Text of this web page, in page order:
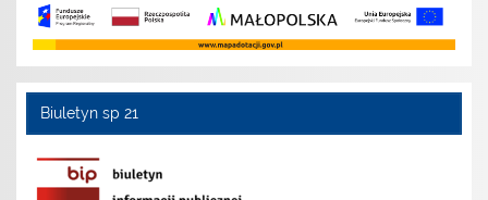
Biuletyn sp 21